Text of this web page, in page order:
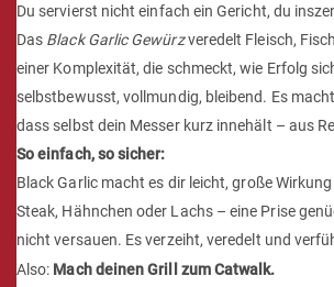
Du servierst nicht einfach ein Gericht, du
Das Black Garlic Gewürzveredelt Fleisch,
einer Komplexität, die schmeckt, wie Erfolg
selbstbewusst, vollmundig, bleibend. Es
dass selbst dein Messer kurz innehält – aus
So einfach, so sicher:
Black Garlic macht es dir leicht, große
Steak, Hähnchen oder Lachs – eine Prise
nicht versauen. Es verzeiht, veredelt und
Also: Mach deinen Grill zum Catwalk.